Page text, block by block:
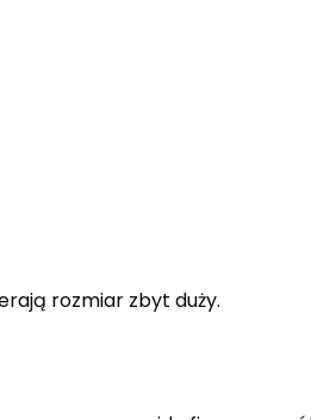
rozmiar zbyt duży.